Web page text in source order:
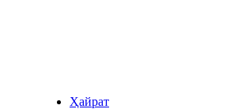
Ҳайрат